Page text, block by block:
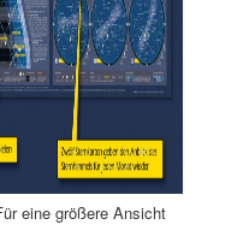
eine größere Ansicht